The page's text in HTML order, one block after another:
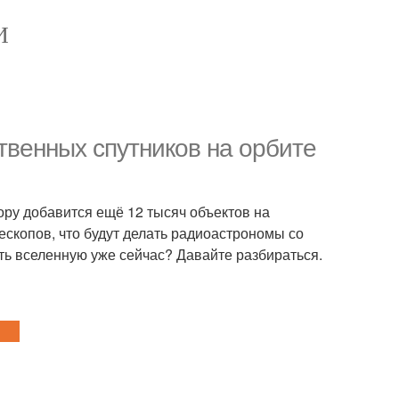
спутников на орбите
добавится ещё 12 тысяч объектов на
что будут делать радиоастрономы со
вселенную уже сейчас? Давайте разбираться.